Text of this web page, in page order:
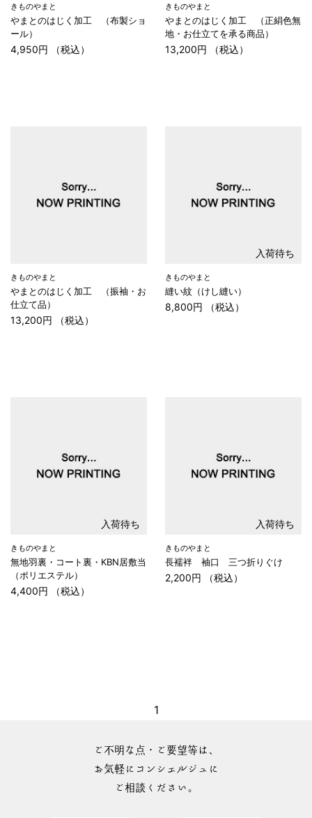
きものやまと
やまとのはじく加工 （布製ショ
ール）
4,950円 （税込）
きものやまと
やまとのはじく加工 （正絹色無
地・お仕立てを承る商品）
13,200円 （税込）
きものやまと
やまとのはじく加工 （振袖・お
仕立て品）
13,200円 （税込）
入荷待ち
きものやまと
縫い紋（けし縫い）
8,800円 （税込）
入荷待ち
きものやまと
無地羽裏・コート裏・KBN居敷当
（ポリエステル）
4,400円 （税込）
入荷待ち
きものやまと
長襦袢 袖口 三つ折りぐけ
2,200円 （税込）
1
ご不明な点・ご要望等は、
お気軽にコンシェルジュに
ご相談ください。